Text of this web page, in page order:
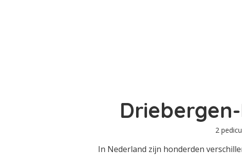
2
In Nederland zijn honderden